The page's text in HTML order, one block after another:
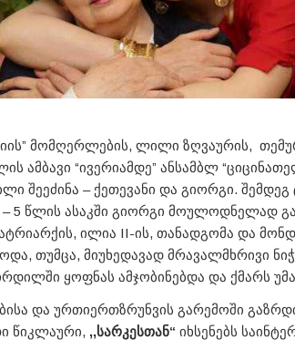
მომღერლების, ლილი ზღვაურის,
ამბავი “ივერიამდე” ანსამბლ
შეეძინა – ქეთევანი და გიორგი. შემდეგ
5 წლის ასაკში გიორგი მოულოდნელად
ილია II-ის, თანადგომა და
თუმცა, მიუხედავად მრავალმხრივი
ყოფნას ამჯობინებდა და ქმარს
და ურთიერთზრუნვის გარემოში
წიკლაური, ,,სარკესთან“ იხსენებს